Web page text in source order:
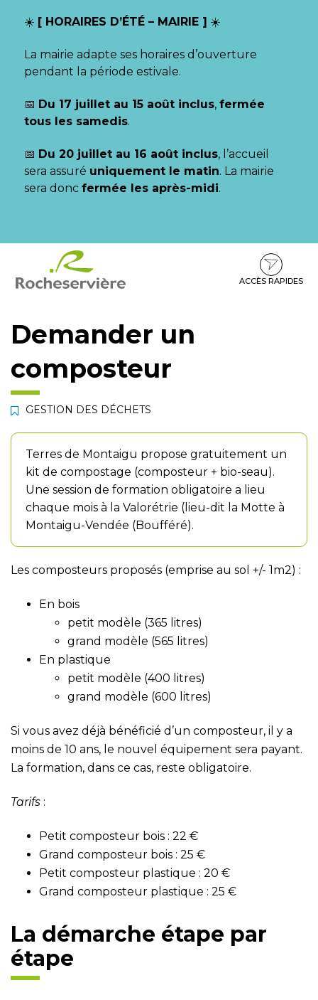
☀️ [ HORAIRES D’ÉTÉ – MAIRIE ] ☀️
La mairie adapte ses horaires d’ouverture
pendant la période estivale.
📅 Du 17 juillet au 15 août inclus, fermée
tous les samedis.
📅 Du 20 juillet au 16 août inclus, l’accueil
sera assuré uniquement le matin. La mairie
sera donc fermée les après-midi.
contenu
pied
ACCÈS RAPIDES
Demander un
composteur
GESTION DES DÉCHETS
Terres de Montaigu propose gratuitement un
kit de compostage (composteur + bio-seau).
Une session de formation obligatoire a lieu
chaque mois à la Valorétrie (lieu-dit la Motte à
Montaigu-Vendée (Boufféré).
Les composteurs proposés (emprise au sol +/- 1m2) :
En bois
petit modèle (365 litres)
grand modèle (565 litres)
En plastique
petit modèle (400 litres)
grand modèle (600 litres)
Si vous avez déjà bénéficié d’un composteur, il y a
moins de 10 ans, le nouvel équipement sera payant.
La formation, dans ce cas, reste obligatoire.
Tarifs :
Petit composteur bois : 22 €
Grand composteur bois : 25 €
Petit composteur plastique : 20 €
Grand composteur plastique : 25 €
La démarche étape par
étape